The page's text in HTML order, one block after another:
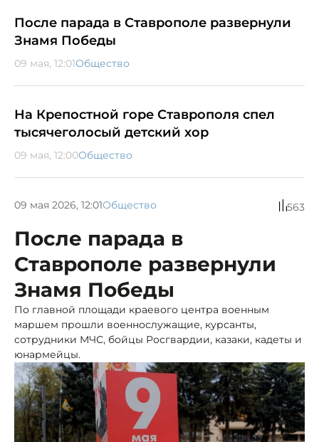
После парада в Ставрополе развернули
Знамя Победы
09 мая, 12:01Общество
На Крепостной горе Ставрополя спел
тысячеголосый детский хор
09 мая, 12:00Общество
09 мая 2026, 12:01Общество 563
После парада в
Ставрополе развернули
Знамя Победы
По главной площади краевого центра военным
маршем прошли военнослужащие, курсанты,
сотрудники МЧС, бойцы Росгвардии, казаки, кадеты и
юнармейцы.